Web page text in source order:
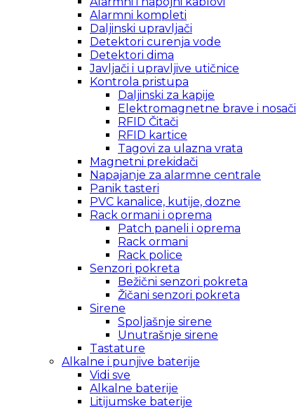
Alarmni kompleti
Daljinski upravljači
Detektori curenja vode
Detektori dima
Javljači i upravljive utičnice
Kontrola pristupa
Daljinski za kapije
Elektromagnetne brave i nosači
RFID Čitači
RFID kartice
Tagovi za ulazna vrata
Magnetni prekidači
Napajanje za alarmne centrale
Panik tasteri
PVC kanalice, kutije, dozne
Rack ormani i oprema
Patch paneli i oprema
Rack ormani
Rack police
Senzori pokreta
Bežični senzori pokreta
Žičani senzori pokreta
Sirene
Spoljašnje sirene
Unutrašnje sirene
Tastature
Alkalne i punjive baterije
Vidi sve
Alkalne baterije
Litijumske baterije